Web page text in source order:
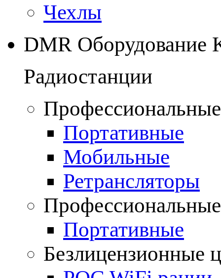
Чехлы
DMR Оборудование
Радиостанции
Портативные
Мобильные
Ретрансляторы
Портативные
Безлицензионные